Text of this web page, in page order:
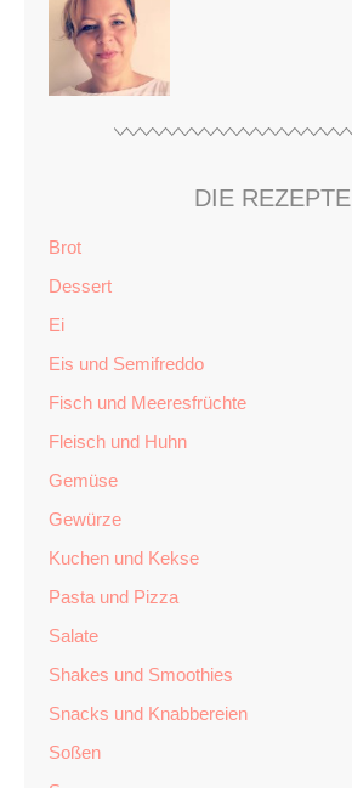
DIE REZEPTE
Brot
Dessert
Ei
Eis und Semifreddo
Fisch und Meeresfrüchte
Fleisch und Huhn
Gemüse
Gewürze
Kuchen und Kekse
Pasta und Pizza
Salate
Shakes und Smoothies
Snacks und Knabbereien
Soßen